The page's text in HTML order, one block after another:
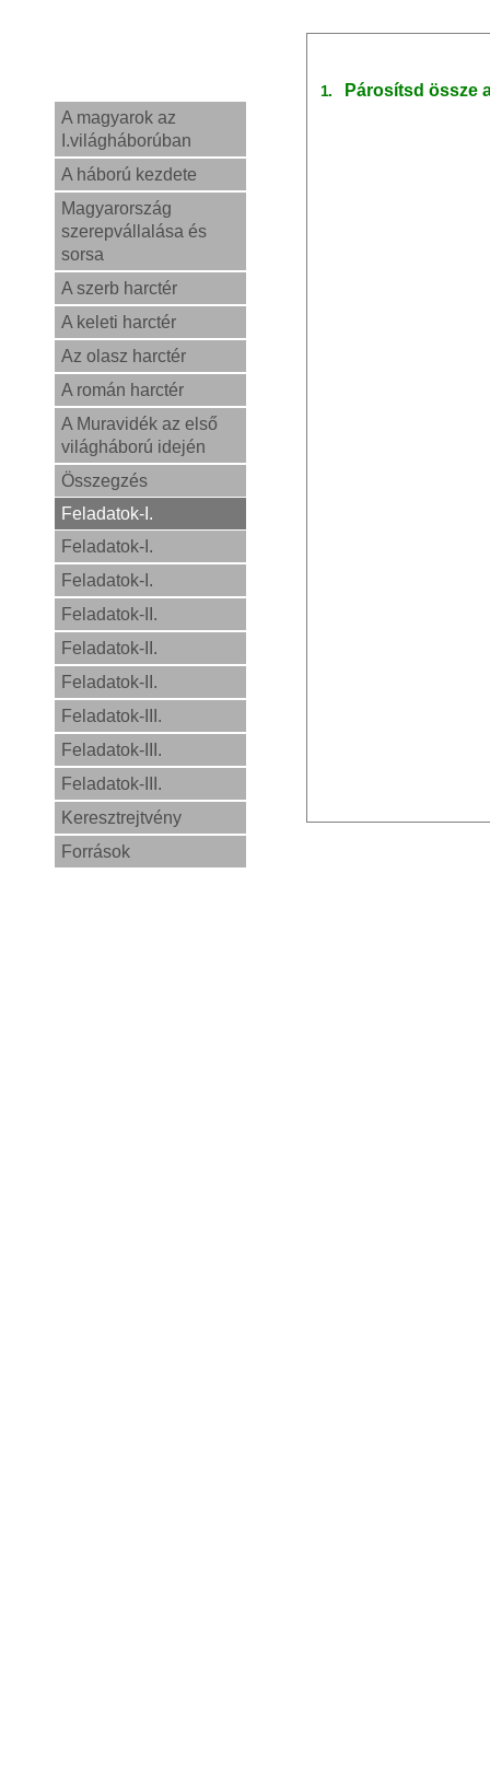
A magyarok az
I.világháborúban
A háború kezdete
Magyarország
szerepvállalása és
sorsa
A szerb harctér
A keleti harctér
Az olasz harctér
A román harctér
A Muravidék az első
világháború idején
Összegzés
Feladatok-I.
Feladatok-I.
Feladatok-I.
Feladatok-II.
Feladatok-II.
Feladatok-II.
Feladatok-III.
Feladatok-III.
Feladatok-III.
Keresztrejtvény
Források
1. Párosítsd össze